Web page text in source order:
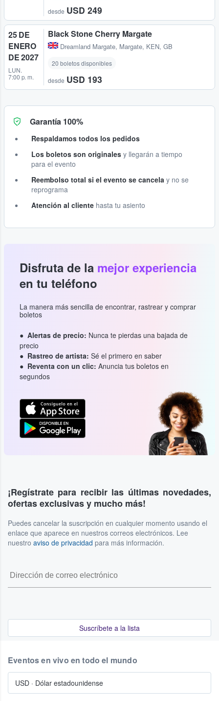
desde USD 249
25 DE
ENERO
DE 2027
LUN.
7:00 p. m.
Black Stone Cherry Margate
Dreamland Margate, Margate, KEN, GB
20 boletos disponibles
desde USD 193
Garantía 100%
Respaldamos todos los pedidos
Los boletos son originales y llegarán a tiempo
para el evento
Reembolso total si el evento se cancela y no se
reprograma
Atención al cliente hasta tu asiento
Disfruta de la mejor experiencia
en tu teléfono
La manera más sencilla de encontrar, rastrear y comprar
boletos
Alertas de precio: Nunca te pierdas una bajada de
precio
Rastreo de artista: Sé el primero en saber
Reventa con un clic: Anuncia tus boletos en
segundos
¡Regístrate para recibir las últimas novedades,
ofertas exclusivas y mucho más!
Puedes cancelar la suscripción en cualquier momento usando el
enlace que aparece en nuestros correos electrónicos. Lee
nuestro aviso de privacidad para más información.
Suscríbete a la lista
Eventos en vivo en todo el mundo
USD · Dólar estadounidense